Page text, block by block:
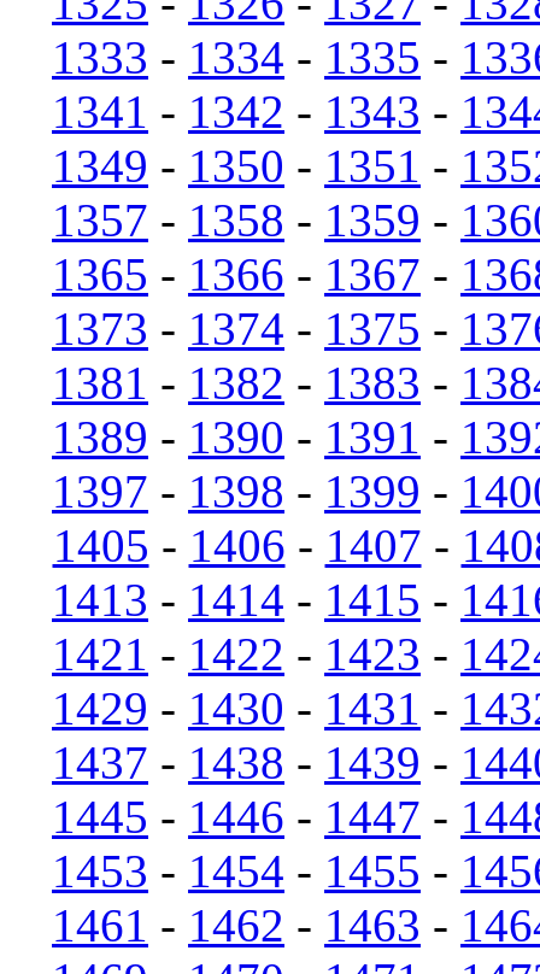
1333 - 1334 - 1335 -
1341 - 1342 - 1343 -
1349 - 1350 - 1351 -
1357 - 1358 - 1359 -
1365 - 1366 - 1367 -
1373 - 1374 - 1375 -
1381 - 1382 - 1383 -
1389 - 1390 - 1391 -
1397 - 1398 - 1399 -
1405 - 1406 - 1407 -
1413 - 1414 - 1415 -
1421 - 1422 - 1423 -
1429 - 1430 - 1431 -
1437 - 1438 - 1439 -
1445 - 1446 - 1447 -
1453 - 1454 - 1455 -
1461 - 1462 - 1463 -